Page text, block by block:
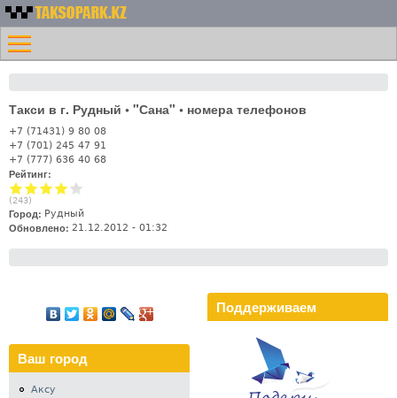
содержанию
Номера
такси
Казахстана -
Таксопарк.KZ
Меню
Главная
Контакты
Такси в г. Рудный • "Сана" • номера телефонов
+7 (71431) 9 80 08
+7 (701) 245 47 91
+7 (777) 636 40 68
Рейтинг:
(243)
Город: Рудный
Обновлено: 21.12.2012 - 01:32
Ваш город
Аксу
Поддерживаем